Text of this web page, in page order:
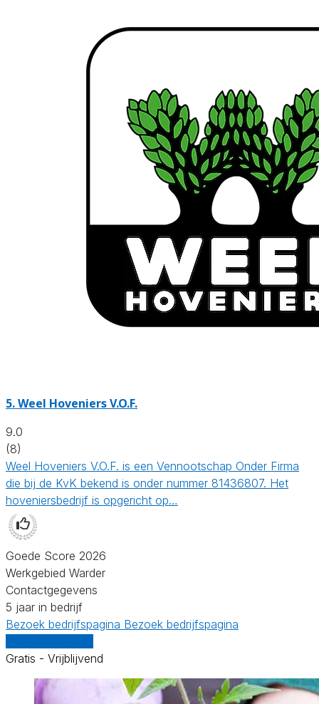
5.Weel Hoveniers V.O.F.
9.0
(8)
Weel Hoveniers V.O.F. is een Vennootschap Onder Firma
die bij de KvK bekend is onder nummer 81436807. Het
hoveniersbedrijf is opgericht op…
Goede Score 2026
Werkgebied Warder
Contactgegevens
5 jaar in bedrijf
Bezoek bedrijfspagina Bezoek bedrijfspagina
Gratis - Vrijblijvend